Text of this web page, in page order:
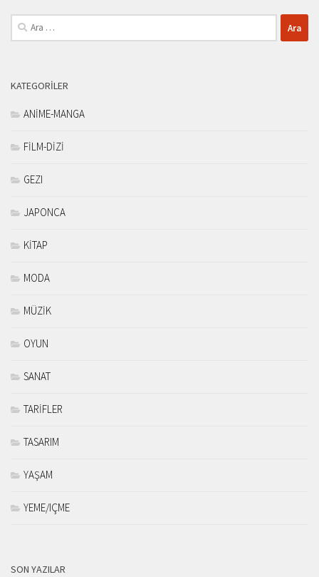
Arama:
KATEGORILER
ANİME-MANGA
FİLM-DİZİ
GEZI
JAPONCA
KİTAP
MODA
MÜZİK
OYUN
SANAT
TARİFLER
TASARIM
YAŞAM
YEME/IÇME
SON YAZILAR